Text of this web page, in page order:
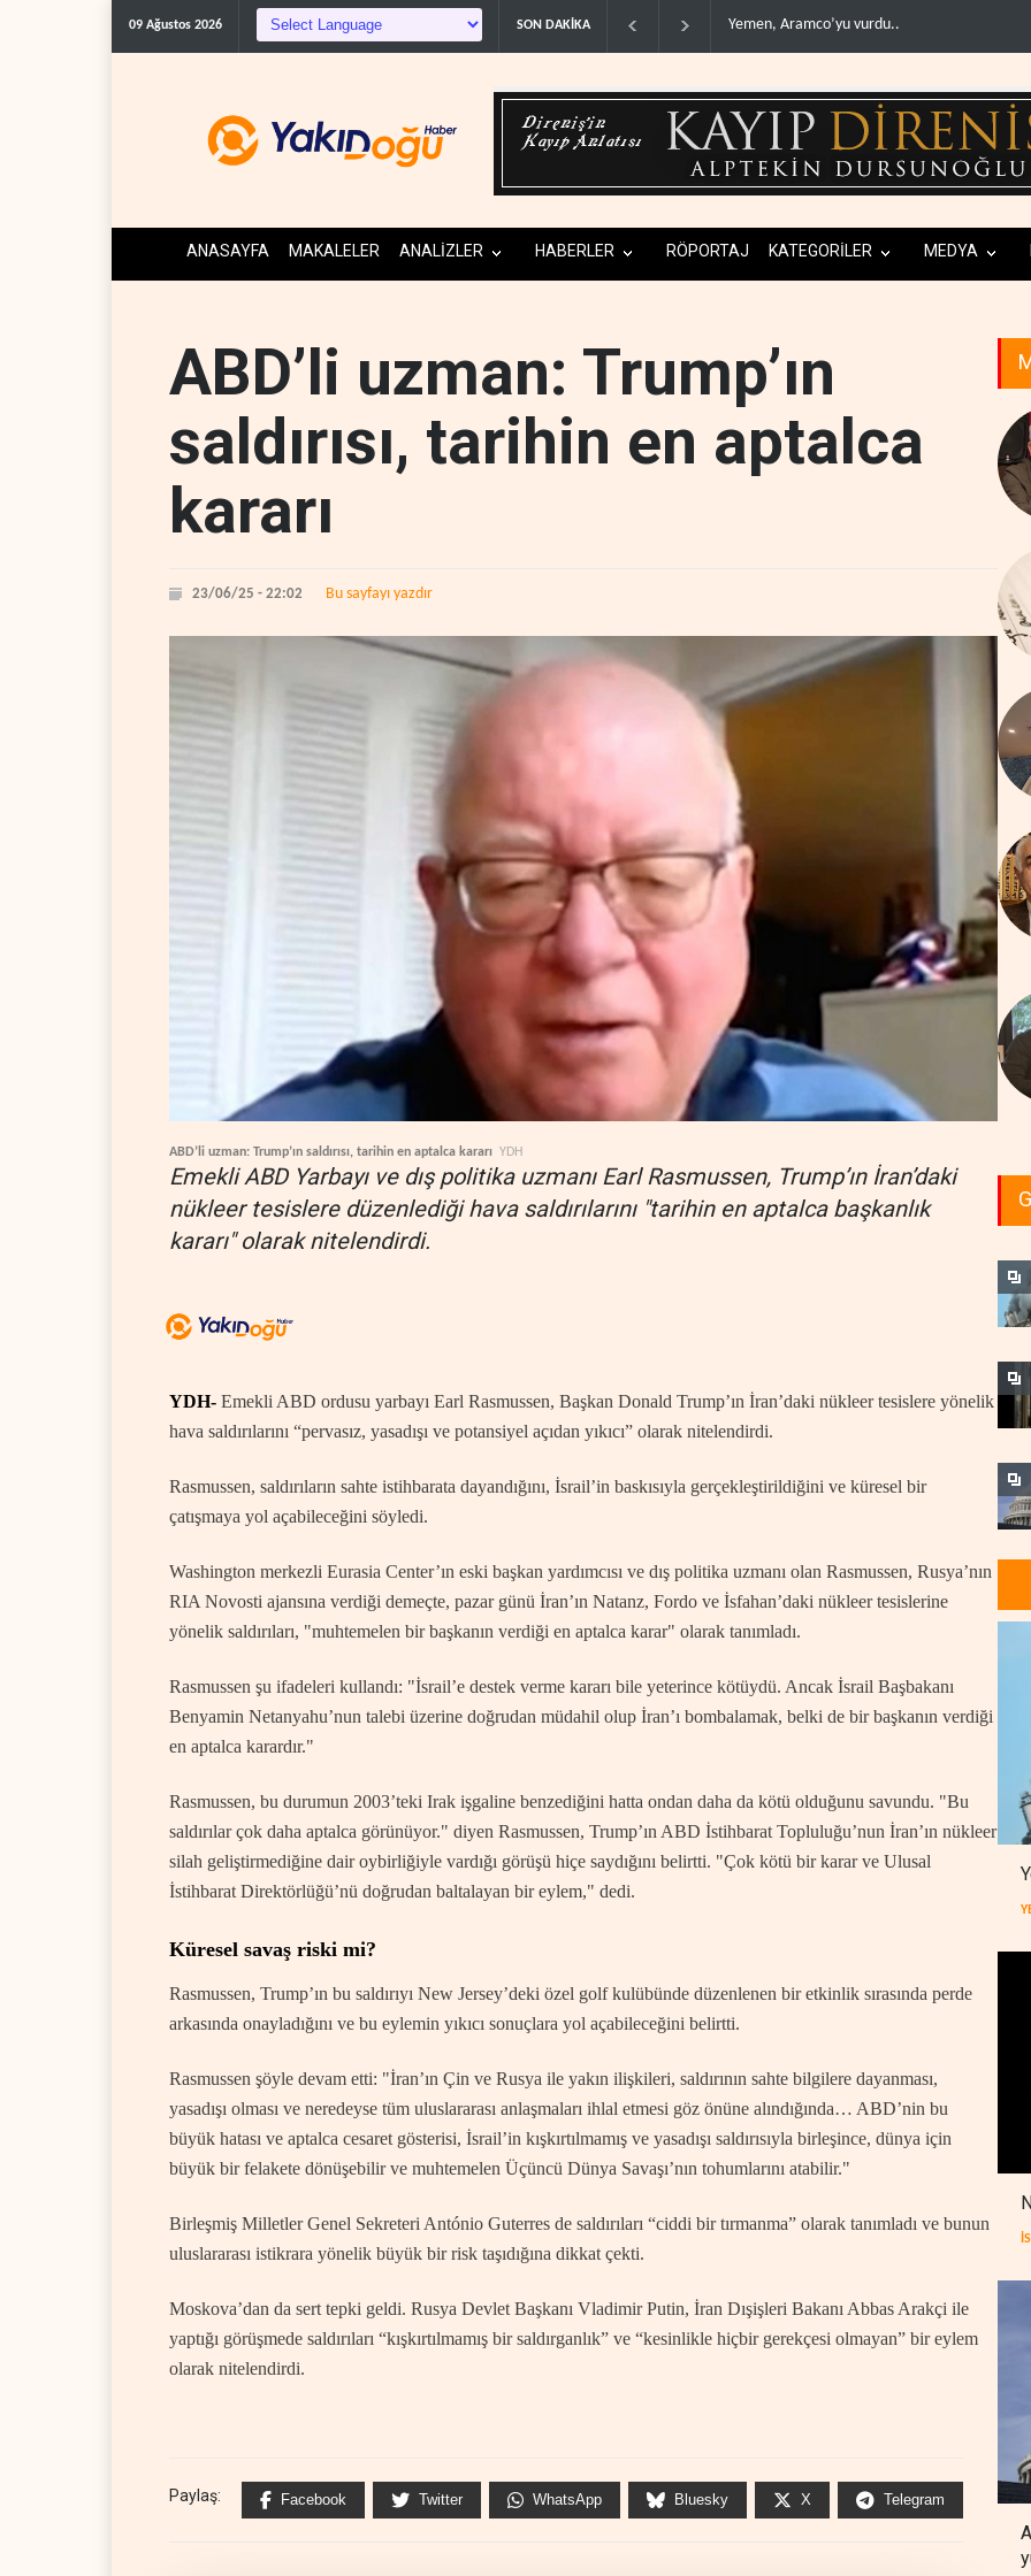
09 Ağustos 2026 SON DAKİKA Normalleşme nedir?.. ABD'den Rus
ANASAYFA MAKALELER ANALİZLER HABERLER RÖPORTAJ KATEGORİLER MEDYA
ABD’li uzman: Trump’ın
saldırısı, tarihin en aptalca
kararı
23/06/25 - 22:02 Bu sayfayı yazdır
ABD’li uzman: Trump’ın saldırısı, tarihin en aptalca kararı YDH
Emekli ABD Yarbayı ve dış politika uzmanı Earl Rasmussen, Trump’ın İran’daki
nükleer tesislere düzenlediği hava saldırılarını "tarihin en aptalca başkanlık
kararı" olarak nitelendirdi.
YDH- Emekli ABD ordusu yarbayı Earl Rasmussen, Başkan Donald Trump’ın İran’daki nükleer tesislere yönelik
hava saldırılarını “pervasız, yasadışı ve potansiyel açıdan yıkıcı” olarak nitelendirdi.
Rasmussen, saldırıların sahte istihbarata dayandığını, İsrail’in baskısıyla gerçekleştirildiğini ve küresel bir
çatışmaya yol açabileceğini söyledi.
Washington merkezli Eurasia Center’ın eski başkan yardımcısı ve dış politika uzmanı olan Rasmussen, Rusya’nın
RIA Novosti ajansına verdiği demeçte, pazar günü İran’ın Natanz, Fordo ve İsfahan’daki nükleer tesislerine
yönelik saldırıları, "muhtemelen bir başkanın verdiği en aptalca karar" olarak tanımladı.
Rasmussen şu ifadeleri kullandı: "İsrail’e destek verme kararı bile yeterince kötüydü. Ancak İsrail Başbakanı
Benyamin Netanyahu’nun talebi üzerine doğrudan müdahil olup İran’ı bombalamak, belki de bir başkanın verdiği
en aptalca karardır."
Rasmussen, bu durumun 2003’teki Irak işgaline benzediğini hatta ondan daha da kötü olduğunu savundu. "Bu
saldırılar çok daha aptalca görünüyor." diyen Rasmussen, Trump’ın ABD İstihbarat Topluluğu’nun İran’ın nükleer
silah geliştirmediğine dair oybirliğiyle vardığı görüşü hiçe saydığını belirtti. "Çok kötü bir karar ve Ulusal
İstihbarat Direktörlüğü’nü doğrudan baltalayan bir eylem," dedi.
Küresel savaş riski mi?
Rasmussen, Trump’ın bu saldırıyı New Jersey’deki özel golf kulübünde düzenlenen bir etkinlik sırasında perde
arkasında onayladığını ve bu eylemin yıkıcı sonuçlara yol açabileceğini belirtti.
Rasmussen şöyle devam etti: "İran’ın Çin ve Rusya ile yakın ilişkileri, saldırının sahte bilgilere dayanması,
yasadışı olması ve neredeyse tüm uluslararası anlaşmaları ihlal etmesi göz önüne alındığında… ABD’nin bu
büyük hatası ve aptalca cesaret gösterisi, İsrail’in kışkırtılmamış ve yasadışı saldırısıyla birleşince, dünya için
büyük bir felakete dönüşebilir ve muhtemelen Üçüncü Dünya Savaşı’nın tohumlarını atabilir."
Birleşmiş Milletler Genel Sekreteri António Guterres de saldırıları “ciddi bir tırmanma” olarak tanımladı ve bunun
uluslararası istikrara yönelik büyük bir risk taşıdığına dikkat çekti.
Moskova’dan da sert tepki geldi. Rusya Devlet Başkanı Vladimir Putin, İran Dışişleri Bakanı Abbas Arakçi ile
yaptığı görüşmede saldırıları “kışkırtılmamış bir saldırganlık” ve “kesinlikle hiçbir gerekçesi olmayan” bir eylem
olarak nitelendirdi.
Paylaş: Facebook Twitter WhatsApp Bluesky X Telegram